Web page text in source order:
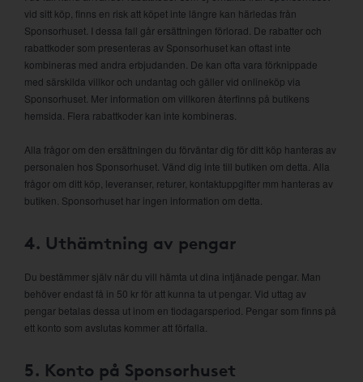
vid sitt köp, finns en risk att köpet inte längre kan härledas från
Sponsorhuset. I dessa fall går ersättningen förlorad. De rabatter och
rabattkoder som presenteras av Sponsorhuset kan oftast inte
kombineras med andra erbjudanden. De kan ofta vara förknippade
med särskilda villkor och undantag och gäller vid onlineköp via
Sponsorhuset. Mer information om villkoren återfinns på butikens
hemsida. Flera rabattkoder kan inte kombineras.
Alla frågor om den ersättningen du förväntar dig för ditt köp hanteras av
personalen hos Sponsorhuset. Vänd dig inte till butiken om detta. Alla
frågor om ditt köp, leveranser, returer, kontaktuppgifter mm hanteras av
butiken. Sponsorhuset har ingen information om detta.
4. Uthämtning av pengar
Du bestämmer själv när du vill hämta ut dina intjänade pengar. Man
behöver endast få in 50 kr för att kunna ta ut pengar. Vid uttag av
pengar betalas dessa ut inom en tiodagarsperiod. Pengar som finns på
ett konto som avslutas kommer att förfalla.
5. Konto på Sponsorhuset